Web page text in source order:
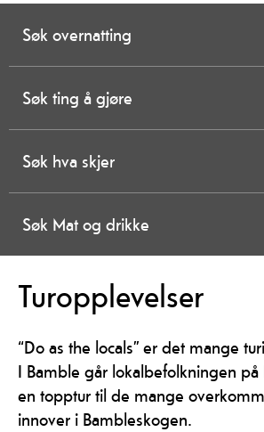
Søk overnatting
Søk ting å gjøre
Søk hva skjer
Søk Mat og drikke
Turopplevelser
“Do as the locals” er det mange
I Bamble går lokalbefolkningen
en topptur til de mange
innover i Bambleskogen.